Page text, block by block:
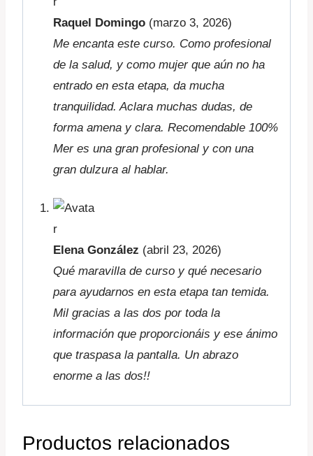
Raquel Domingo(marzo 3, 2026)
Me encanta este curso. Como profesional
de la salud, y como mujer que aún no ha
entrado en esta etapa, da mucha
tranquilidad. Aclara muchas dudas, de
forma amena y clara. Recomendable 100%
Mer es una gran profesional y con una
gran dulzura al hablar.
Elena González (abril 23, 2026)
Qué maravilla de curso y qué necesario
para ayudarnos en esta etapa tan temida.
Mil gracias a las dos por toda la
información que proporcionáis y ese ánimo
que traspasa la pantalla. Un abrazo
enorme a las dos!!
Productos relacionados